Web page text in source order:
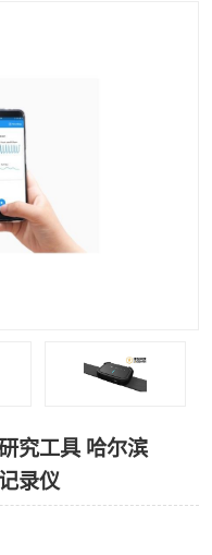
究工具 哈尔滨
录仪
作捕捉与生物力学
机交互实验室
俩与驾驶模拟